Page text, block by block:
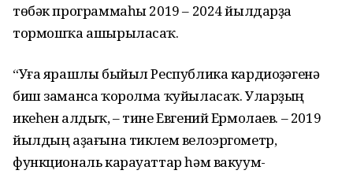
төбәк программаһы 2019 – 2024 йылдарҙа
тормошҡа ашырыласаҡ.
“Уға ярашлы быйыл Республика кардиоүҙәгенә
биш заманса ҡоролма ҡуйыласаҡ. Уларҙың
икеһен алдыҡ, – тине Евгений Ермолаев. – 2019
йылдың аҙағына тиклем велоэргометр,
функциональ карауаттар һәм вакуум-